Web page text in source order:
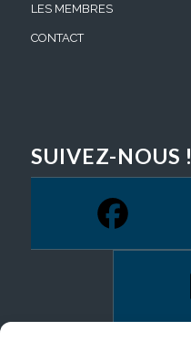
LES MEMBRES
CONTACT
SUIVEZ-NOUS !